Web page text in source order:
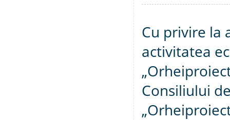
Cu privire la
activitatea
Consiliului